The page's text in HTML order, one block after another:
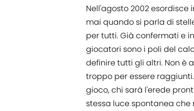
Nell'agosto 2002 esordisce
mai quando si parla di
per tutti. Già confermati e
giocatori sono i poli del
definire tutti gli altri. Non è
troppo per essere
gioco, chi sarà l'erede
stessa luce spontanea